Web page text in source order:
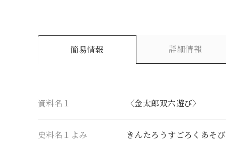
簡易情報 詳細情報
資料名１ 〈金太郎双六遊び〉
史料名１よみ きんたろうすごろくあそび